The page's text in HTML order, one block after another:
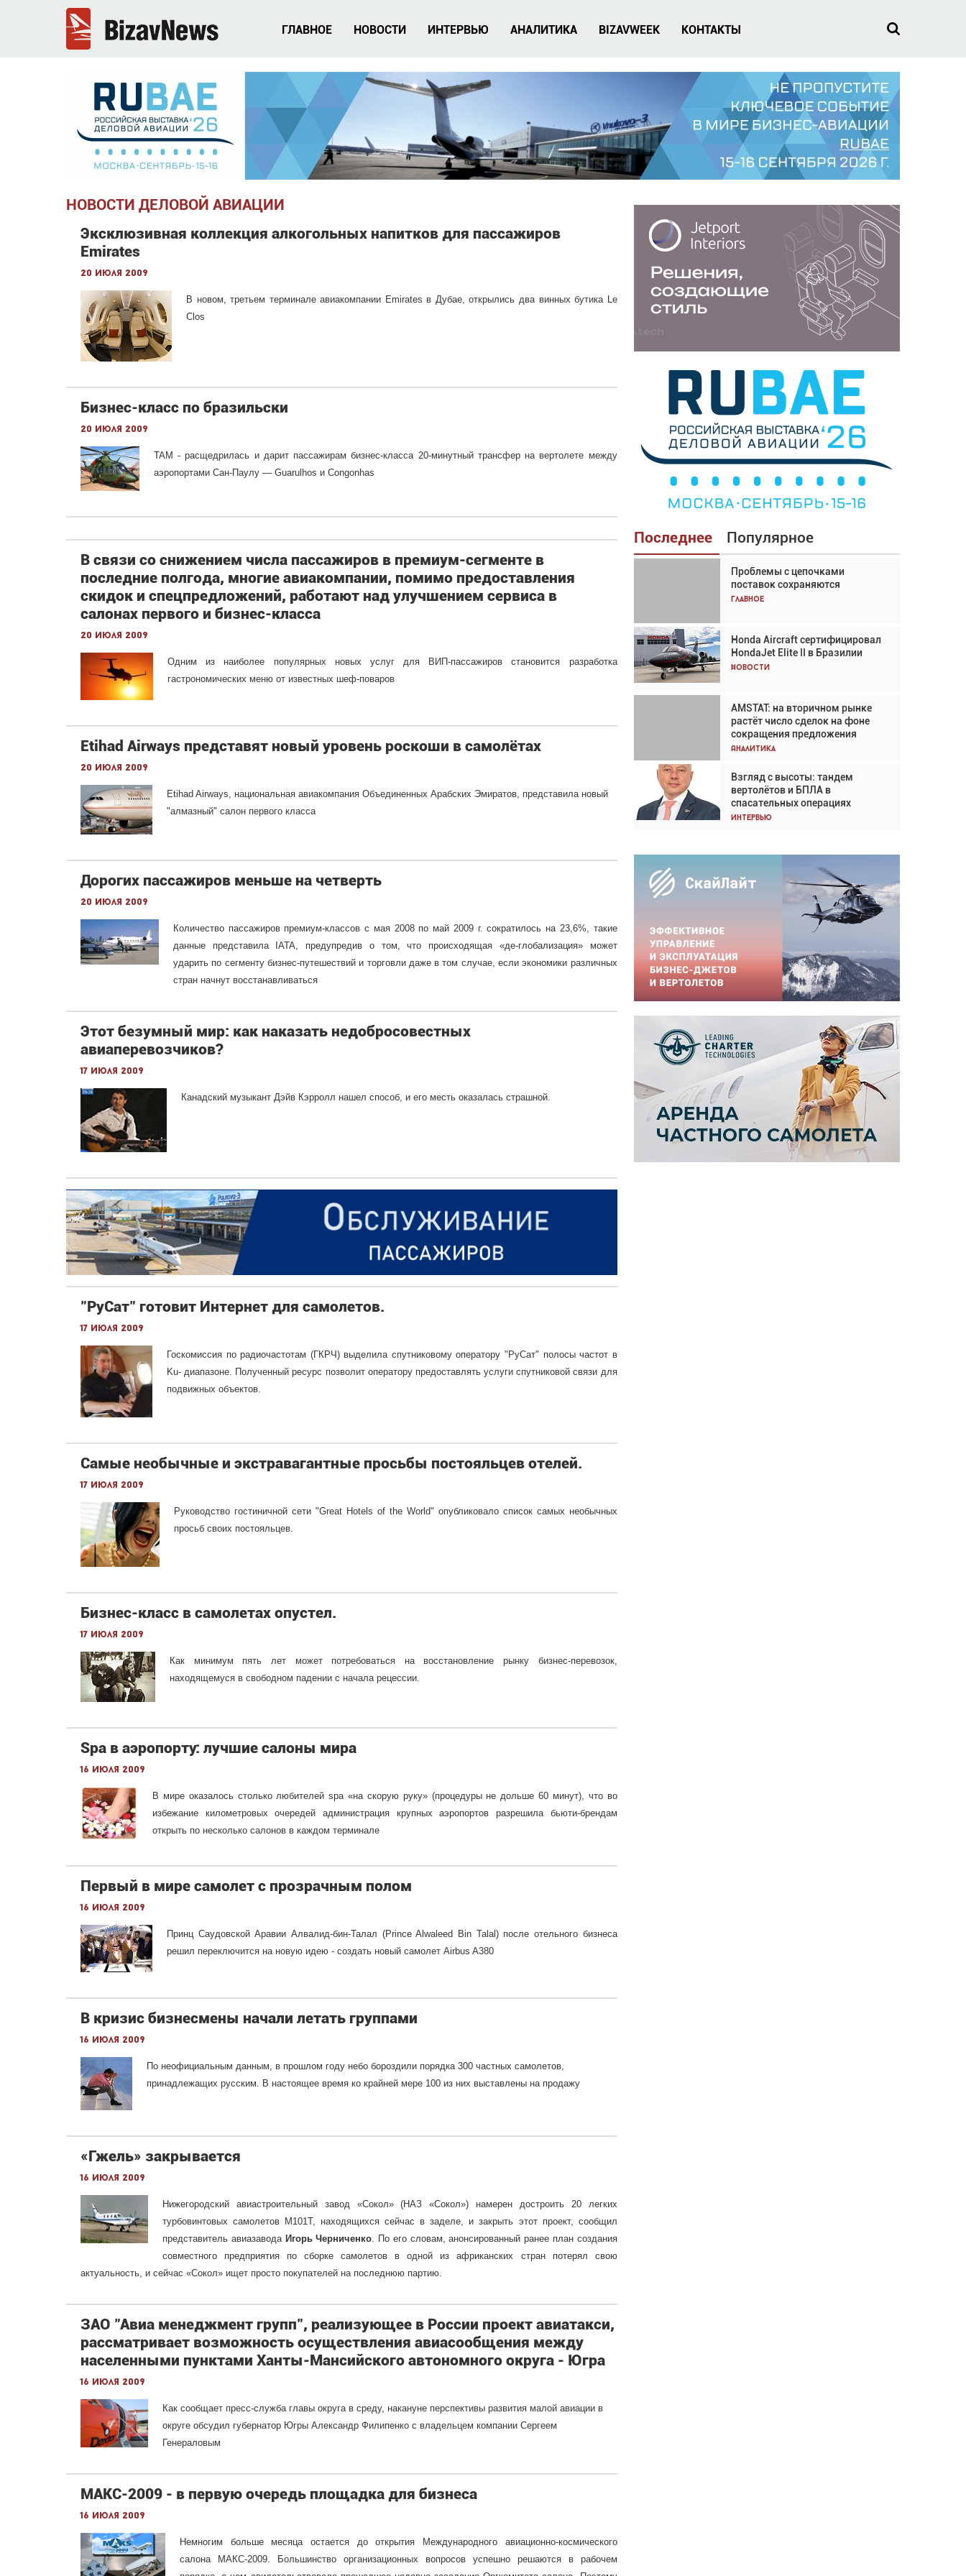
ГЛАВНОЕ НОВОСТИ ИНТЕРВЬЮ АНАЛИТИКА BIZAVWEEK КОНТАКТЫ
НОВОСТИ ДЕЛОВОЙ АВИАЦИИ
Эксклюзивная коллекция алкогольных напитков для пассажиров
Emirates
20 июля 2009
В новом, третьем терминале авиакомпании Emirates в Дубае, открылись два винных бутика Le
Clos
Бизнес-класс по бразильски
20 июля 2009
TAM - расщедрилась и дарит пассажирам бизнес-класса 20-минутный трансфер на вертолете между
аэропортами Сан-Паулу — Guarulhos и Congonhas
В связи со снижением числа пассажиров в премиум-сегменте в
последние полгода, многие авиакомпании, помимо предоставления
скидок и спецпредложений, работают над улучшением сервиса в
салонах первого и бизнес-класса
20 июля 2009
Одним из наиболее популярных новых услуг для ВИП-пассажиров становится разработка
гастрономических меню от известных шеф-поваров
Etihad Airways представят новый уровень роскоши в самолётах
20 июля 2009
Etihad Airways, национальная авиакомпания Объединенных Арабских Эмиратов, представила новый
"алмазный" салон первого класса
Дорогих пассажиров меньше на четверть
20 июля 2009
Количество пассажиров премиум-классов с мая 2008 по май 2009 г. сократилось на 23,6%, такие
данные представила IATA, предупредив о том, что происходящая «де-глобализация» может
ударить по сегменту бизнес-путешествий и торговли даже в том случае, если экономики различных
стран начнут восстанавливаться
Этот безумный мир: как наказать недобросовестных
авиаперевозчиков?
17 июля 2009
Канадский музыкант Дэйв Кэрролл нашел способ, и его месть оказалась страшной.
"РуСат" готовит Интернет для самолетов.
17 июля 2009
Госкомиссия по радиочастотам (ГКРЧ) выделила спутниковому оператору "РуСат" полосы частот в
Ku- диапазоне. Полученный ресурс позволит оператору предоставлять услуги спутниковой связи для
подвижных объектов.
Самые необычные и экстравагантные просьбы постояльцев отелей.
17 июля 2009
Руководство гостиничной сети "Great Hotels of the World" опубликовало список самых необычных
просьб своих постояльцев.
Бизнес-класс в самолетах опустел.
17 июля 2009
Как минимум пять лет может потребоваться на восстановление рынку бизнес-перевозок,
находящемуся в свободном падении с начала рецессии.
Spa в аэропорту: лучшие салоны мира
16 июля 2009
В мире оказалось столько любителей spa «на скорую руку» (процедуры не дольше 60 минут), что во
избежание километровых очередей администрация крупных аэропортов разрешила бьюти-брендам
открыть по несколько салонов в каждом терминале
Первый в мире самолет с прозрачным полом
16 июля 2009
Принц Саудовской Аравии Алвалид-бин-Талал (Prince Alwaleed Bin Talal) после отельного бизнеса
решил переключится на новую идею - создать новый самолет Airbus A380
В кризис бизнесмены начали летать группами
16 июля 2009
По неофициальным данным, в прошлом году небо бороздили порядка 300 частных самолетов,
принадлежащих русским. В настоящее время ко крайней мере 100 из них выставлены на продажу
«Гжель» закрывается
16 июля 2009
Н ижегородский авиастроительный завод «Сокол» (НАЗ «Сокол») намерен достроить 20 легких
турбовинтовых самолетов М101Т, находящихся сейчас в заделе, и закрыть этот проект, сообщил
представитель авиазавода Игорь Черниченко. По его словам, анонсированный ранее план создания
совместного предприятия по сборке самолетов в одной из африканских стран потерял свою
актуальность, и сейчас «Сокол» ищет просто покупателей на последнюю партию.
ЗАО "Авиа менеджмент групп", реализующее в России проект авиатакси,
рассматривает возможность осуществления авиасообщения между
населенными пунктами Ханты-Мансийского автономного округа - Югра
16 июля 2009
Как сообщает пресс-служба главы округа в среду, накануне перспективы развития малой авиации в
округе обсудил губернатор Югры Александр Филипенко с владельцем компании Сергеем
Генераловым
МАКС-2009 - в первую очередь площадка для бизнеса
16 июля 2009
Немногим больше месяца остается до открытия Международного авиационно-космического
салона МАКС-2009. Большинство организационных вопросов успешно решаются в рабочем
Последнее Популярное
Проблемы с цепочками
поставок сохраняются
Главное
Honda Aircraft сертифицировал
HondaJet Elite II в Бразилии
Новости
AMSTAT: на вторичном рынке
растёт число сделок на фоне
сокращения предложения
Аналитика
Взгляд с высоты: тандем
вертолётов и БПЛА в
спасательных операциях
Интервью
Взгляд с высоты: тандем
вертолётов и БПЛА в
спасательных операциях
Авиационный фотограф Дэйв
Кох: «Фотография говорит сама
за себя... а ИИ всё портит»
Проблемы с цепочками
поставок сохраняются
Аналитика
Частный самолёт – это актив.
Подходите к покупке
соответствующим образом
Интервью